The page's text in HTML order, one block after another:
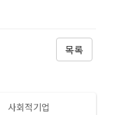
목록
사회적기업